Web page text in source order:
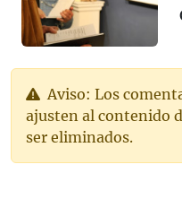
Aviso: Los
ajusten al contenido
ser eliminados.